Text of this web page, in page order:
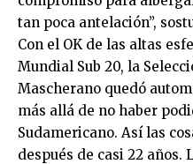
tan poca antelación”,
Con el OK de las altas
Mundial Sub 20, la
Mascherano quedó
más allá de no haber
Sudamericano. Así las
después de casi 22 años.